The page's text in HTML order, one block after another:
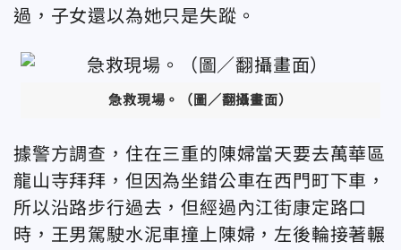
過，子女還以為她只是失蹤。
急救現場。（圖／翻攝畫面）
據警方調查，住在三重的陳婦當天要去萬華區
龍山寺拜拜，但因為坐錯公車在西門町下車，
所以沿路步行過去，但經過內江街康定路口
時，王男駕駛水泥車撞上陳婦，左後輪接著輾